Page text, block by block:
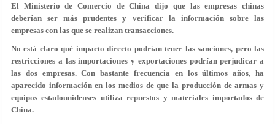
El Ministerio de Comercio de China dijo que las empresas chinas
deberían ser más prudentes y verificar la información sobre las
empresas con las que se realizan transacciones.
No está claro qué impacto directo podrían tener las sanciones, pero las
restricciones a las importaciones y exportaciones podrían perjudicar a
las dos empresas. Con bastante frecuencia en los últimos años, ha
aparecido información en los medios de que la producción de armas y
equipos estadounidenses utiliza repuestos y materiales importados de
China.